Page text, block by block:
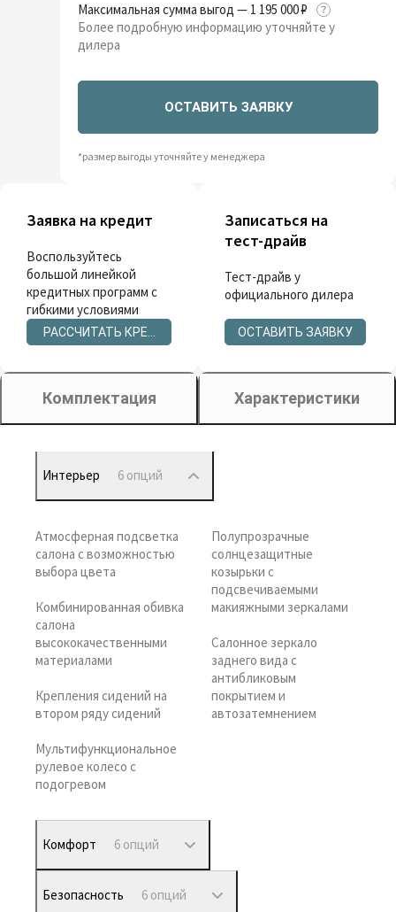
Максимальная сумма выгод — 1 195 000 ₽
Более подробную информацию уточняйте у
дилера
ОСТАВИТЬ ЗАЯВКУ
*размер выгоды уточняйте у менеджера
Заявка на кредит
Воспользуйтесь
большой линейкой
кредитных программ с
гибкими условиями
РАССЧИТАТЬ КРЕДИТ
Записаться на
тест-драйв
Тест-драйв у
официального дилера
ОСТАВИТЬ ЗАЯВКУ
Комплектация Характеристики
Интерьер 6 опций
Атмосферная подсветка
салона с возможностью
выбора цвета
Комбинированная обивка
салона
высококачественными
материалами
Крепления сидений на
втором ряду сидений
Мультифункциональное
рулевое колесо с
подогревом
Полупрозрачные
солнцезащитные
козырьки с
подсвечиваемыми
макияжными зеркалами
Салонное зеркало
заднего вида с
антибликовым
покрытием и
автозатемнением
Комфорт 6 опций
Безопасность 6 опций